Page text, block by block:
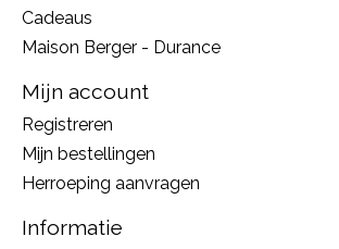
Cadeaus
Maison Berger - Durance
Mijn account
Registreren
Mijn bestellingen
Herroeping aanvragen
Informatie